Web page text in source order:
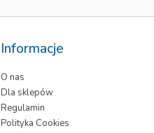
Informacje
O nas
Dla sklepów
Regulamin
Polityka Cookies